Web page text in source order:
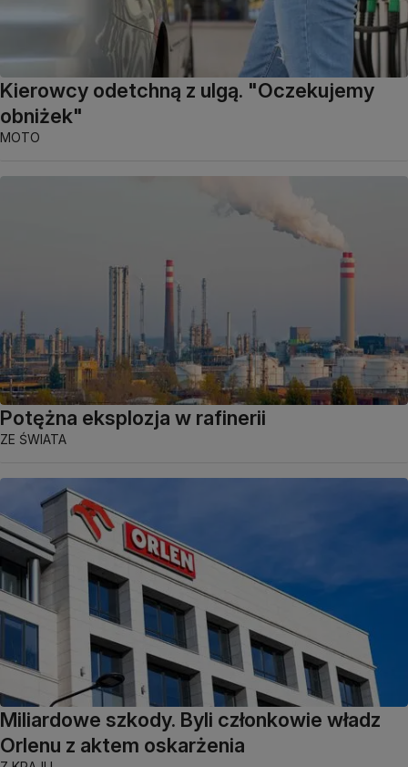
Kierowcy odetchną z ulgą. "Oczekujemy
obniżek"
MOTO
Potężna eksplozja w rafinerii
ZE ŚWIATA
Miliardowe szkody. Byli członkowie władz
Orlenu z aktem oskarżenia